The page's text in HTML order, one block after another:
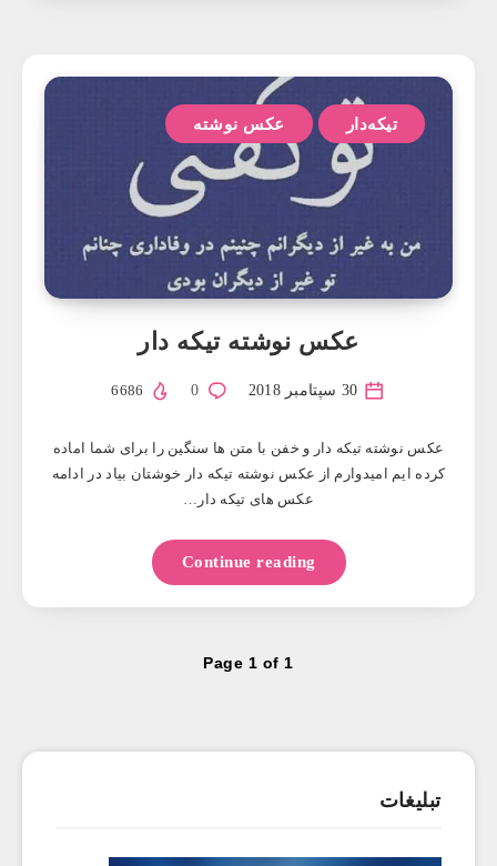
تیکه‌دار عکس نوشته
عکس نوشته تيکه دار
0
عکس نوشته تيکه دار و خفن با متن ها سنگین را برای شما اماده
کرده ایم امیدوارم از عکس نوشته تیکه دار خوشتان بیاد در ادامه
عکس های تیکه دار…
Continue reading
Page 1 of 1
تبلیغات